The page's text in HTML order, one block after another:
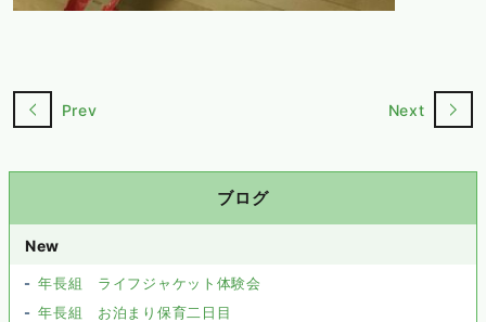
Prev Next
ブログ
New
年長組 ライフジャケット体験会
年長組 お泊まり保育二日目